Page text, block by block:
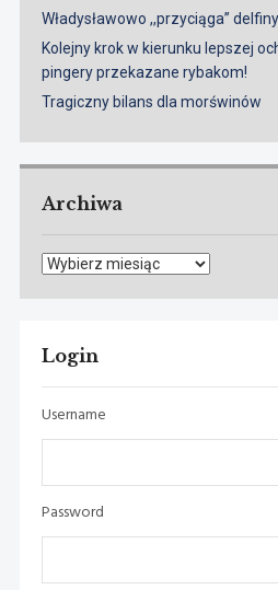
Władysławowo ,,przyciąga”
Kolejny krok w kierunku lepszej
pingery przekazane rybakom!
Tragiczny bilans dla morświnów
Archiwa
Archiwa
Login
Username
Password